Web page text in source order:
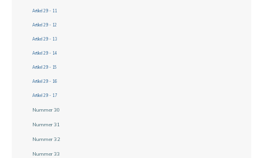
Artikel 29 - 11
Artikel 29 - 12
Artikel 29 - 13
Artikel 29 - 14
Artikel 29 - 15
Artikel 29 - 16
Artikel 29 - 17
Nummer 30
Nummer 31
Nummer 32
Nummer 33